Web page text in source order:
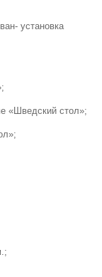
установка
«Шведский стол»;